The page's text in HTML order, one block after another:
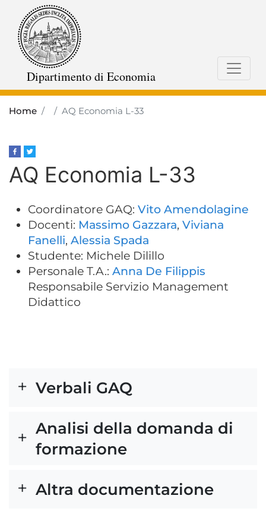
Dipartimento di Economia
Home AQ Economia L-33
AQ Economia L-33
Coordinatore GAQ: Vito Amendolagine
Docenti: Massimo Gazzara, Viviana
Fanelli, Alessia Spada
Studente: Michele Dilillo
Personale T.A.: Anna De Filippis
Responsabile Servizio Management
Didattico
Verbali GAQ
Analisi della domanda di
formazione
Altra documentazione